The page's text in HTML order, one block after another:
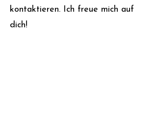
kontaktieren. Ich freue mich auf
dich!